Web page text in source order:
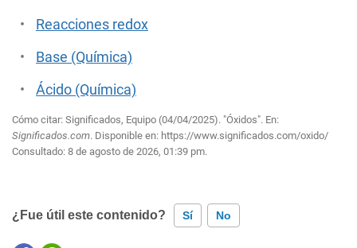
Reacciones redox
Base (Química)
Ácido (Química)
Cómo citar: Significados, Equipo (04/04/2025). "Óxidos". En:
Significados.com. Disponible en: https://www.significados.com/oxido/
Consultado: 8 de agosto de 2026, 01:39 pm.
¿Fue útil este contenido? Sí No